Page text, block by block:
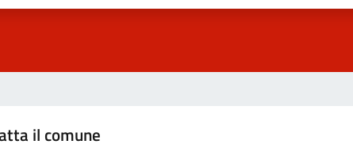
il comune